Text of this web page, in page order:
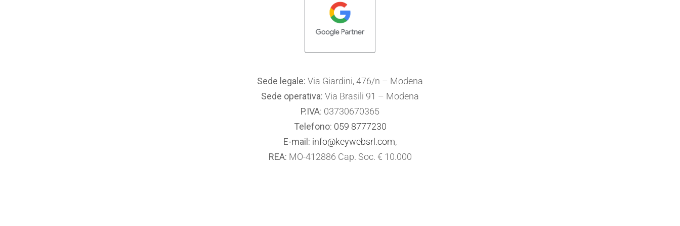
Sede legale: Via Giardini, 476/n – Modena
Sede operativa: Via Brasili 91 – Modena
P.IVA: 03730670365
Telefono: 059 8777230
E-mail: info@keywebsrl.com,
REA: MO-412886 Cap. Soc. € 10.000